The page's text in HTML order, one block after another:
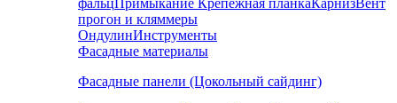
фальцПримыкание Крепежная планкаКарнизВент
прогон и кляммеры
ОндулинИнструменты
Фасадные материалы
Фасадные панели (Цокольный сайдинг)